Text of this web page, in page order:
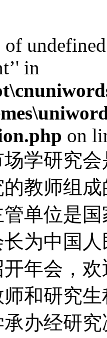
of
in
on
学研究
教师组
单位是
为中国
年会，
和研究
办经研